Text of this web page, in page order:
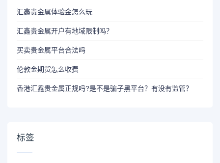
汇鑫贵金属体验金怎么玩
汇鑫贵金属开户有地域限制吗？
买卖贵金属平台合法吗
伦敦金期货怎么收费
香港汇鑫贵金属正规吗?是不是骗子黑平台？有没有监管？
标签